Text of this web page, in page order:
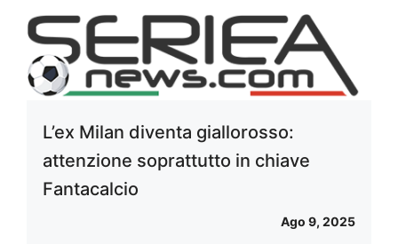
L’ex Milan diventa giallorosso:
attenzione soprattutto in chiave
Fantacalcio
Ago 9, 2025